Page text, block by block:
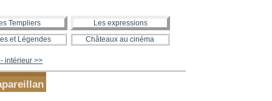
Templiers
Les expressions
et Légendes Châteaux au cinéma
intérieur >>